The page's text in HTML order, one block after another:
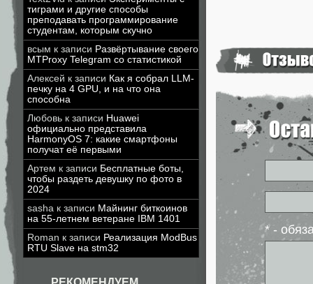
тиграми и другие способы
преподавать программирование
студентам, которым скучно
всым к записи Развёртывание своего
MTProxy Telegram со статистикой
Алексей к записи Как я собрал LLM-
печку на 4 GPU, и на что она
способна
Любовь к записи Huawei
официально представила
HarmonyOS 7: какие смартфоны
получат её первыми
Артем к записи Бесплатные боты,
чтобы раздеть девушку по фото в
2024
sasha к записи Майнинг биткоинов
на 55-летнем ветеране IBM 1401
Roman к записи Реализация ModBus
RTU Slave на stm32
* -